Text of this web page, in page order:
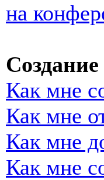
на
Как мне
Как мне
Как мне
Как мне